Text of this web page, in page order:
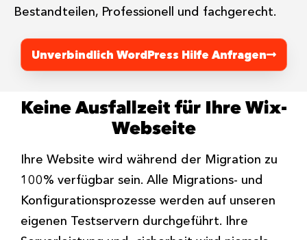
Bestandteilen, Professionell und fachgerecht.
Unverbindlich WordPress Hilfe Anfragen
Keine Ausfallzeit für Ihre Wix-
Webseite
Ihre Website wird während der Migration zu
100% verfügbar sein. Alle Migrations- und
Konfigurationsprozesse werden auf unseren
eigenen Testservern durchgeführt. Ihre